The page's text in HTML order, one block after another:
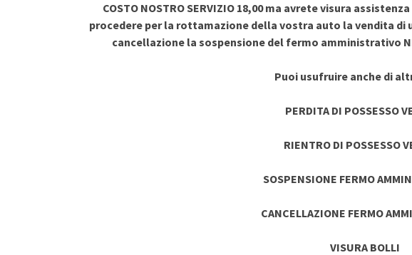
COSTO NOSTRO SERVIZIO 18,00 ma avrete visura
procedere per la rottamazione della vostra auto la vendita
cancellazione la sospensione del fermo amministrativo
Puoi usufruire anche di
PERDITA DI POSSESSO
RIENTRO DI POSSESSO
SOSPENSIONE FERMO
CANCELLAZIONE FERMO
VISURA BOLLI